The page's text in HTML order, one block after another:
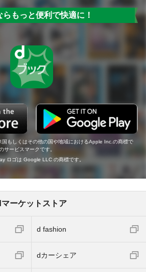
らもっと便利で快適に！
もしくはその他の国や地域におけるApple Inc.の商標で
ービスマークです。
ロゴは Google LLC の商標です。
ーケットストア
d fashion
dカーシェア